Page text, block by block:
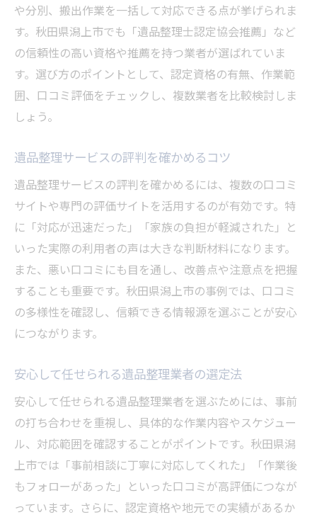
や分別、搬出作業を一括して対応できる点が挙げられま
す。秋田県潟上市でも「遺品整理士認定協会推薦」など
の信頼性の高い資格や推薦を持つ業者が選ばれていま
す。選び方のポイントとして、認定資格の有無、作業範
囲、口コミ評価をチェックし、複数業者を比較検討しま
しょう。
遺品整理サービスの評判を確かめるコツ
遺品整理サービスの評判を確かめるには、複数の口コミ
サイトや専門の評価サイトを活用するのが有効です。特
に「対応が迅速だった」「家族の負担が軽減された」と
いった実際の利用者の声は大きな判断材料になります。
また、悪い口コミにも目を通し、改善点や注意点を把握
することも重要です。秋田県潟上市の事例では、口コミ
の多様性を確認し、信頼できる情報源を選ぶことが安心
につながります。
安心して任せられる遺品整理業者の選定法
安心して任せられる遺品整理業者を選ぶためには、事前
の打ち合わせを重視し、具体的な作業内容やスケジュー
ル、対応範囲を確認することがポイントです。秋田県潟
上市では「事前相談に丁寧に対応してくれた」「作業後
もフォローがあった」といった口コミが高評価につなが
っています。さらに、認定資格や地元での実績があるか